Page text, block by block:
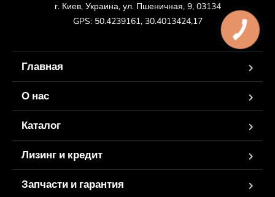
г. Киев, Украина, ул. Пшеничная, 9, 03134
GPS: 50.4239161, 30.4013424,17
Главная
О нас
Каталог
Лизинг и кредит
Запчасти и гарантия